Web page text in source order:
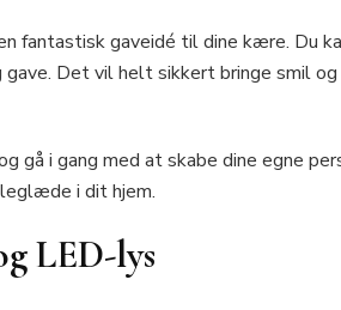
fantastisk gaveidé til dine kære. Du
Det vil helt sikkert bringe smil
gå i gang med at skabe dine egne
i dit hjem.
LED-lys